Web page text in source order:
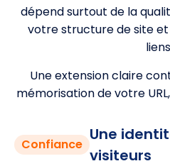
dépend surtout de la
votre structure de site
Une extension claire
mémorisation de votre
Confiance
Une
visiteurs